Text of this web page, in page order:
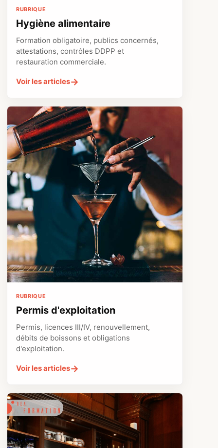
RUBRIQUE
Hygiène alimentaire
Formation obligatoire, publics concernés,
attestations, contrôles DDPP et
restauration commerciale.
Voir les articles→
RUBRIQUE
Permis d'exploitation
Permis, licences III/IV, renouvellement,
débits de boissons et obligations
d'exploitation.
Voir les articles→